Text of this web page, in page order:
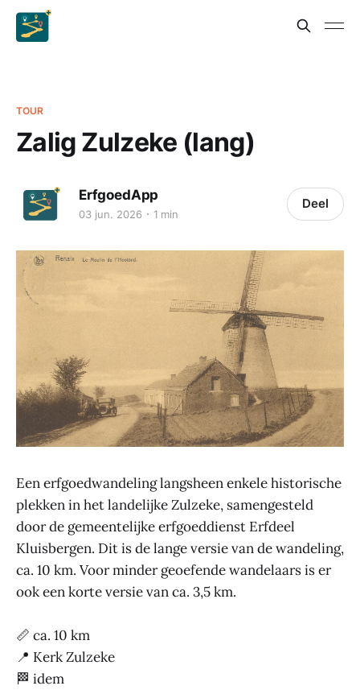
TOUR
Zalig Zulzeke (lang)
ErfgoedApp
03 jun. 2026 1 min
Deel
Een erfgoedwandeling langsheen enkele historische
plekken in het landelijke Zulzeke, samengesteld
door de gemeentelijke erfgoeddienst Erfdeel
Kluisbergen. Dit is de lange versie van de wandeling,
ca. 10 km. Voor minder geoefende wandelaars is er
ook een korte versie van ca. 3,5 km.
📏 ca. 10 km
📍 Kerk Zulzeke
🏁 idem